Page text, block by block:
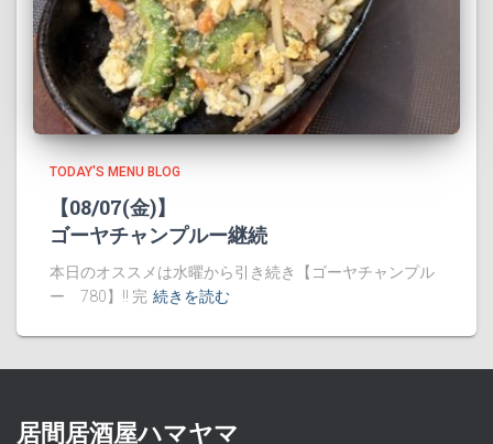
TODAY'S MENU BLOG
【08/07(金)】
ゴーヤチャンプルー継続
本日のオススメは水曜から引き続き【ゴーヤチャンプル
ー 780】!! 完 続きを読む
居間居酒屋ハマヤマ